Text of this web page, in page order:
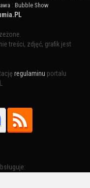
: Bubble Show
treści, zdjęć, grafik jest
regulaminu portalu